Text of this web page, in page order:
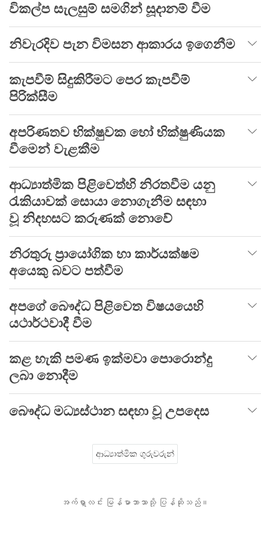
විකල්ප සැලසුම් සමගින් සූදානම් වීම
නිවැරදිව පැන විමසන ආකාරය ඉගෙනීම
කැපවීම් සිදුකිරීමට පෙර කැපවීම්
පිරික්සීම
අපරිණතව භික්ෂුවක හෝ භික්ෂුණියක
වීමෙන් වැළකීම
ආධ්‍යාත්මික පිළිවෙත්හි නිරතවීම යනු
රැකියාවක් සොයා නොගැනීම සඳහා
වූ නිදහසට කරුණක් නොවේ
නිරතුරු ප්‍රායෝගික හා කාර්යක්ෂම
අයෙකු බවට පත්වීම
අපගේ බෞද්ධ පිළිවෙත විෂයයෙහි
යථාර්ථවාදී වීම
කළ හැකි පමණ ඉක්මවා පොරොන්දු
ලබා නොදීම
බෞද්ධ මධ්‍යස්ථාන සඳහා වූ උපදෙස
ආධ්‍යාත්මික ගුරුවරුන්
အက်ရှာလင်း မြန်မာဘာသာသို့ ပြန်ဆိုသည်။